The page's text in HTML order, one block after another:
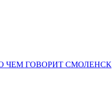
ЧЕМ ГОВОРИТ СМОЛЕНСК